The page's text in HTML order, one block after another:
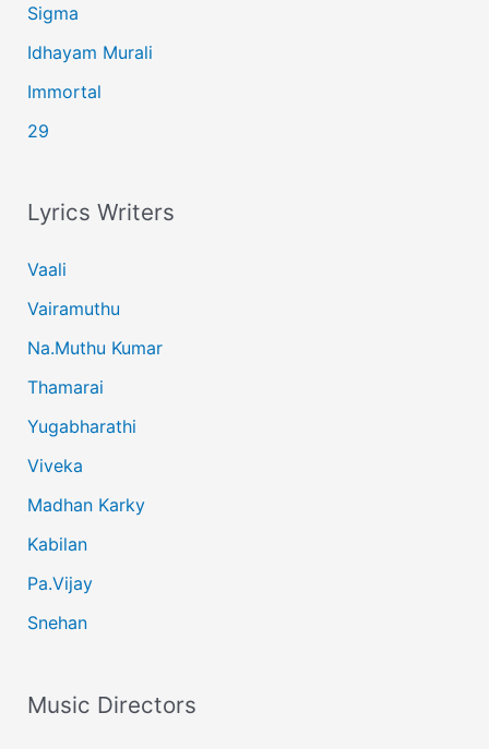
Sigma
Idhayam Murali
Immortal
29
Lyrics Writers
Vaali
Vairamuthu
Na.Muthu Kumar
Thamarai
Yugabharathi
Viveka
Madhan Karky
Kabilan
Pa.Vijay
Snehan
Music Directors